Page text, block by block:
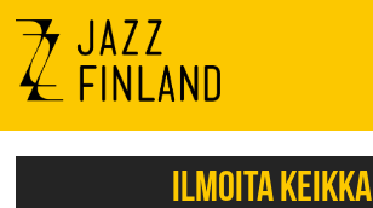
Menu
ILMOITA KEIKKA